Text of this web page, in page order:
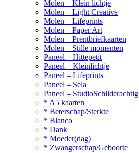
Molen – Klein lichtje
Molen – Light Creative
Molen – Lifeprints
Molen – Paper Art
Molen – Prentbriefkaarten
Molen – Stille momenten
Paneel – Hittepetit
Paneel – Kleinlichtje
Paneel – Lifeprints
Paneel – Sela
Paneel – StudioSchilderachtig
* A5 kaarten
* Beterschap/Sterkte
* Blanco
* Dank
* Moeder(dag)
* Zwangerschap/Geboorte